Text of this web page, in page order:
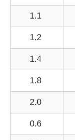
1.1
1.2
1.4
1.8
2.0
0.6